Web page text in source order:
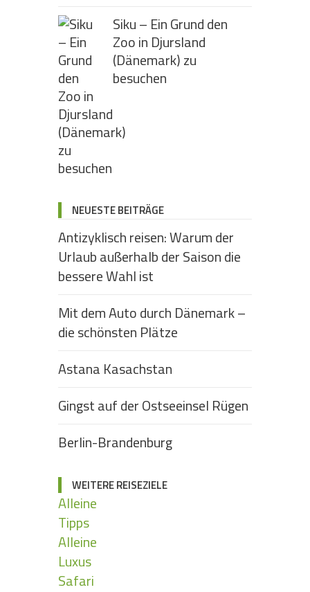
Siku – Ein Grund den
Zoo in Djursland
(Dänemark) zu
besuchen
NEUESTE BEITRÄGE
Antizyklisch reisen: Warum der
Urlaub außerhalb der Saison die
bessere Wahl ist
Mit dem Auto durch Dänemark –
die schönsten Plätze
Astana Kasachstan
Gingst auf der Ostseeinsel Rügen
Berlin-Brandenburg
WEITERE REISEZIELE
Alleine
Tipps
Alleine
Luxus
Safari